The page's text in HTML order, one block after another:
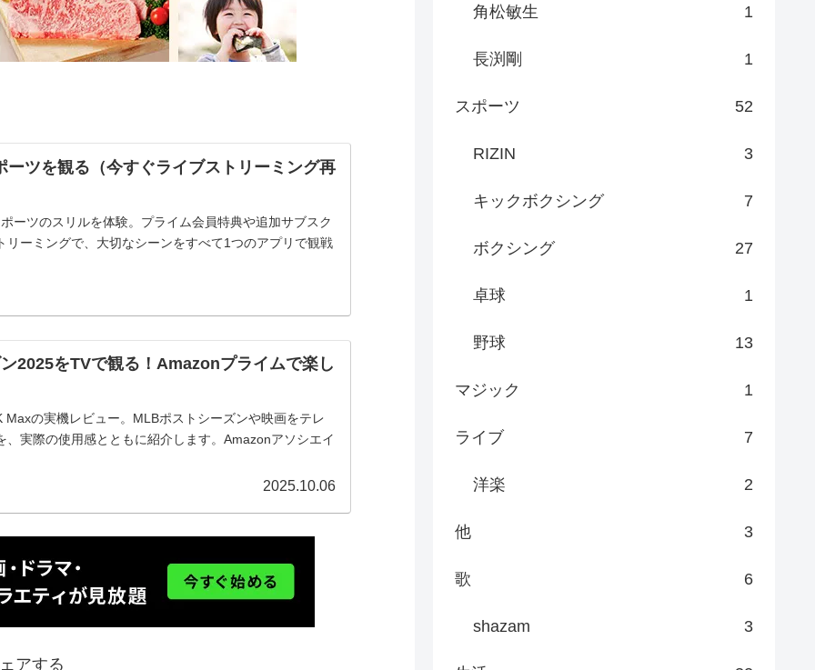
ツを観る（今すぐライブストリーミング再
ーツのスリルを体験。プライム会員特典や追加サブスク
リーミングで、大切なシーンをすべて1つのアプリで観戦
2025をTVで観る！Amazonプライムで楽し
Maxの実機レビュー。MLBポストシーズンや映画をテレ
、実際の使用感とともに紹介します。Amazonアソシエイ
2025.10.06
アする
角松敏生 1
長渕剛 1
スポーツ 52
RIZIN 3
キックボクシング 7
ボクシング 27
卓球 1
野球 13
マジック 1
ライブ 7
洋楽 2
他 3
歌 6
shazam 3